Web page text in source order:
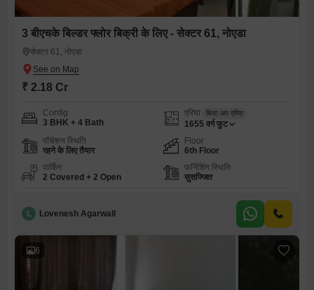
3 बीएचके बिल्डर फ्लोर बिक्री के लिए - सेक्टर 61, नोएडा
सेक्टर 61, नोएडा
₹ 2.18 Cr
Config
3 BHK + 4 Bath
एरिया बिल्ट-अप एरिया
1655 वर्ग फुट
पॉसेशन स्थिति
रहने के लिए तैयार
Floor
6th Floor
पार्किंग
2 Covered + 2 Open
फर्निशिंग स्थिति
सुसज्जित
L Lovenesh Agarwall
6